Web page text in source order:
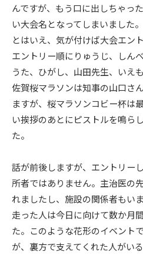
んですが、もう口に出しちゃっ
い大会名となってしまいました。
とはいえ、気が付けば大会エン
エントリー順にりゅうじ、しん
うた、ひがし、山田先生、いえ
佐賀桜マラソンは知事の山口さ
ますが、桜マラソンコビー杯は
い挨拶のあとにピストルを鳴ら
た。
話が前後しますが、エントリー
所者ではありません。主治医の
れましたし、施設の関係者もいま
走った人は今日に向けて数か月
た。このような花形のイベント
が、裏方で支えてくれた人がい